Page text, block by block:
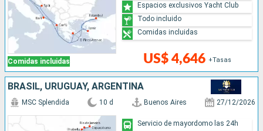
Comidas incluidas US$ 4,646 +Tasas
Espacios exclusivos Yacht Club
Todo incluido
Comidas incluidas
BRASIL, URUGUAY, ARGENTINA
MSC Splendida 10 d Buenos Aires 27/12/2026
Servicio de mayordomo las 24h